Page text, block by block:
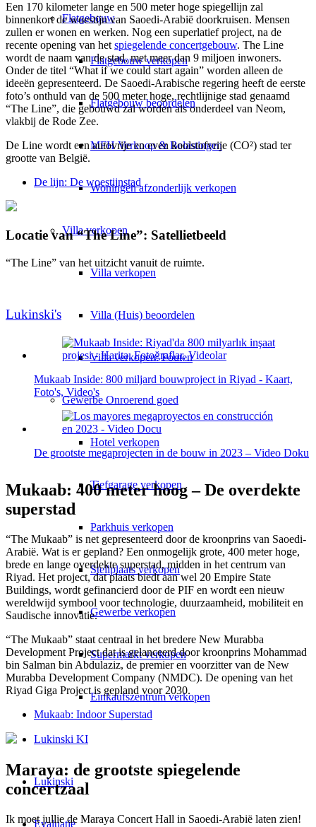
Flatgebouw
Flatgebouw verkopen
Flatgebouw beoordelen
MFH Verkoop & Belastingen
Woningen afzonderlijk verkopen
Villaverkopen
Villa verkopen
Villa (Huis) beoordelen
Villa verkopen: Fouten
Gewerbe Onroerend goed
Hotel verkopen
Tiefgarage verkopen
Parkhuis verkopen
Stellplaats verkopen
Gewerbe verkopen
Supermarkt verkopen
Einkaufszentrum verkopen
Lukinski KI
Lukinski
Evaluatie
Een 170 kilometer lange en 500 meter hoge spiegellijn zal
binnenkort de woestijn van Saoedi-Arabië doorkruisen. Mensen
zullen er wonen en werken. Nog een superlatief project, na de
recente opening van hetspiegelende concertgebouw. The Line
wordt de naam van de stad, met meer dan 9 miljoen inwoners.
Onder de titel “What if we could start again” worden alleen de
ideeën gepresenteerd. De Saoedi-Arabische regering heeft de eerste
foto’s onthuld van de 500 meter hoge, rechtlijnige stad genaamd
“The Line”, die gebouwd zal worden als onderdeel van Neom,
vlakbij de Rode Zee.
De Line wordt een autovrije en even koolstofvrije (CO²) stad ter
grootte van België.
De lijn: De woestijnstad
Locatie van “The Line”: Satellietbeeld
“The Line” van het uitzicht vanuit de ruimte.
Lukinski's
Mukaab Inside: 800 miljard bouwproject in Riyad - Kaart,
Foto's, Video's
De grootste megaprojecten in de bouw in 2023 – Video Doku
Mukaab: 400 meter hoog – De overdekte
superstad
“The Mukaab” is net gepresenteerd door de kroonprins van Saoedi-
Arabië. Wat is er gepland? Een onmogelijk grote, 400 meter hoge,
brede en lange overdekte superstad, midden in het centrum van
Riyad. Het project, dat plaats biedt aan wel 20 Empire State
Buildings, wordt gefinancierd door de PIF en wordt een nieuw
wereldwijd symbool voor technologie, duurzaamheid, mobiliteit en
Saudische innovatie.
“The Mukaab” staat centraal in het bredere New Murabba
Development Project dat is gelanceerd door kroonprins Mohammad
bin Salman bin Abdulaziz, de premier en voorzitter van de New
Murabba Development Company (NMDC). De opening van het
Riyad Giga Project is gepland voor 2030.
Mukaab: Indoor Superstad
Maraya: de grootste spiegelende
concertzaal
Ik moet jullie de Maraya Concert Hall in Saoedi-Arabië laten zien!